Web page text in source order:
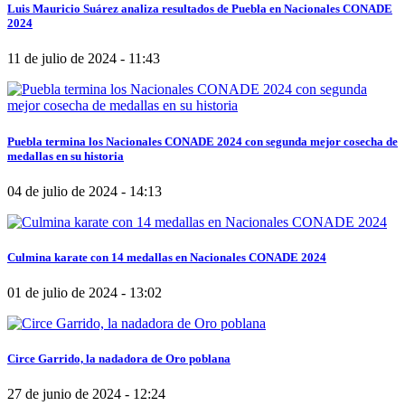
Luis Mauricio Suárez analiza resultados de Puebla en Nacionales CONADE
2024
11 de julio de 2024 - 11:43
Puebla termina los Nacionales CONADE 2024 con segunda mejor cosecha de
medallas en su historia
04 de julio de 2024 - 14:13
Culmina karate con 14 medallas en Nacionales CONADE 2024
01 de julio de 2024 - 13:02
Circe Garrido, la nadadora de Oro poblana
27 de junio de 2024 - 12:24